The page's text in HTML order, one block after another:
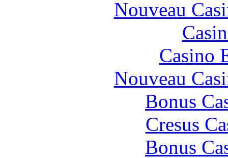
Nouveau
Casino
Nouveau
Bonus
Cresus
Bonus